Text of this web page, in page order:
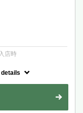
店時
ックコースです！お着
しませんか？
details